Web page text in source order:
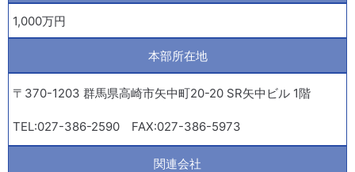
1,000万円
本部所在地
〒370-1203 群馬県高崎市矢中町20-20 SR矢中ビル 1階
TEL:027-386-2590 FAX:027-386-5973
関連会社